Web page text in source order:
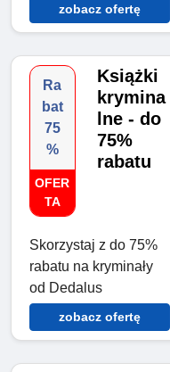
zobacz ofertę
Ra
bat
75
%
OFER
TA
Książki
krymina
lne - do
75%
rabatu
Skorzystaj z do 75%
rabatu na kryminały
od Dedalus
zobacz ofertę